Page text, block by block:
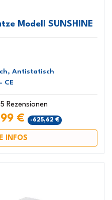
Modell SUNSHINE
Antistatisch
CE
Rezensionen
€ -625,62 €
INFOS